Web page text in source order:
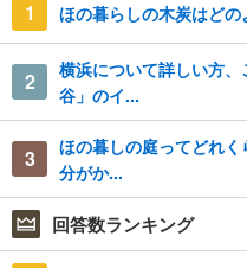
1 ほの暮らしの木炭はどの
2
横浜について詳しい方
谷」のイ...
3
ほの暮しの庭ってどれ
分がか...
回答数ランキング